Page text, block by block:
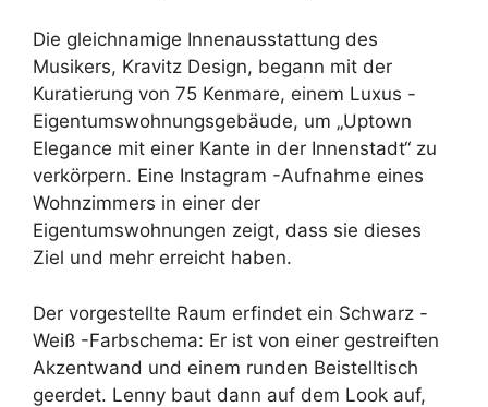
Die gleichnamige Innenausstattung des
Musikers, Kravitz Design, begann mit der
Kuratierung von 75 Kenmare, einem Luxus -
Eigentumswohnungsgebäude, um „Uptown
Elegance mit einer Kante in der Innenstadt“ zu
verkörpern. Eine Instagram -Aufnahme eines
Wohnzimmers in einer der
Eigentumswohnungen zeigt, dass sie dieses
Ziel und mehr erreicht haben.
Der vorgestellte Raum erfindet ein Schwarz -
Weiß -Farbschema: Er ist von einer gestreiften
Akzentwand und einem runden Beistelltisch
geerdet. Lenny baut dann auf dem Look auf,